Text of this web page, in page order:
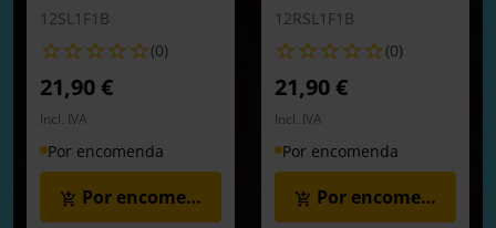
12SL1F1B
(0)
21,90 €
Incl. IVA
Por encomenda
Por encomenda
12RSL1F1B
(0)
21,90 €
Incl. IVA
Por encomenda
Por encomenda